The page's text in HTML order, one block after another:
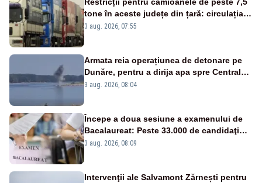
tone în aceste județe din țară: circulația
este interzisă luni, între orele 12:00 și
3 aug. 2026, 07:55
Armata reia operațiunea de detonare pe
Dunăre, pentru a dirija apa spre Centrala
Cernavodă
3 aug. 2026, 08:04
Începe a doua sesiune a examenului de
Bacalaureat: Peste 33.000 de candidaţi
înscrişi
3 aug. 2026, 08:09
Intervenţii ale Salvamont Zărnești pentru